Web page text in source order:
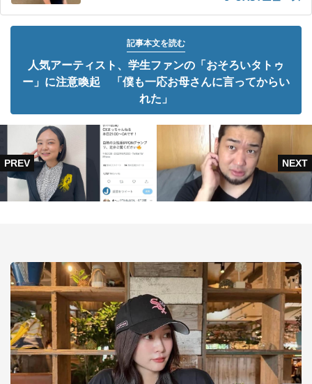
記事本文を読む
人気アーティスト、学生ファンの「おそろいタトゥ
ー」に注意喚起 「僕も一応お母さんに言ってからい
れた」